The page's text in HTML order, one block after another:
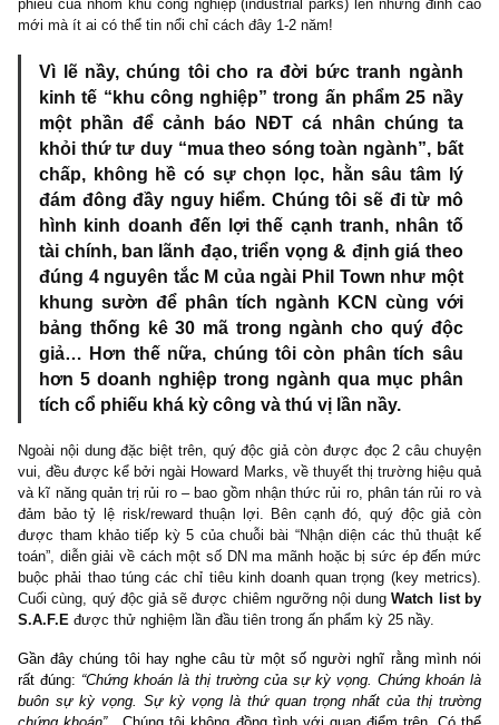
truyền miệng rằng:“Đất đai không bao giờ nở ra thêm”, BĐS
của gần như toàn bộ mọi miền, mọi chốn của Việt Nam tăng
như chưa bao giờ được tăng, tạo nên một đợt sóng mới đầy
Cùng với xu hướng nầy và một phần nhờ kỳ vọng làn sóng
dịch FDI, đã thúc đẩy cả giá thuê đất, giá đất nền khu dân cư và
phiếu của nhóm khu công nghiệp (industrial parks) lên những
mới mà ít ai có thể tin nổi chỉ cách đây 1-2 năm!
Vì lẽ nầy, chúng tôi cho ra đời bức tranh
kinh tế “khu công nghiệp” trong ấn phẩm 25
một phần để cảnh báo NĐT cá nhân chúng
khỏi thứ tư duy “mua theo sóng toàn ngành”,
chấp, không hề có sự chọn lọc, hằn sâu tâm
đám đông đầy nguy hiểm. Chúng tôi sẽ đi từ
hình kinh doanh đến lợi thế cạnh tranh, nhân
tài chính, ban lãnh đạo, triển vọng & định giá
khung sườn để phân tích ngành KCN cùng
bảng thống kê 30 mã trong ngành cho quý
giả… Hơn thế nữa, chúng tôi còn phân tích
hơn 5 doanh nghiệp trong ngành qua mục
tích cổ phiếu khá kỳ công và thú vị lần nầy.
Ngoài nội dung đặc biệt trên, quý độc giả còn được đọc 2 câu
vui, đều được kể bởi ngài Howard Marks, về thuyết thị trường
và kĩ năng quản trị rủi ro – bao gồm nhận thức rủi ro, phân tán rủi
đảm bảo tỷ lệ risk/reward thuận lợi. Bên cạnh đó, quý độc
được tham khảo tiếp kỳ 5 của chuỗi bài “Nhận diện các thủ